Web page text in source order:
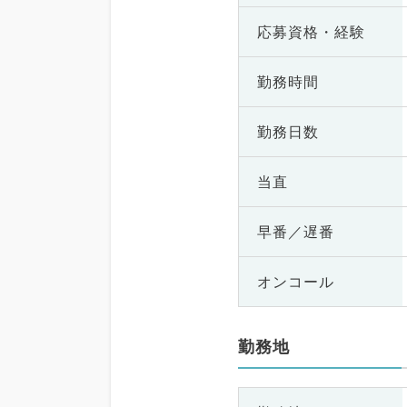
応募資格・ 経験
勤務時間
勤務日数
当直
早番／遅番
オンコール
勤務地